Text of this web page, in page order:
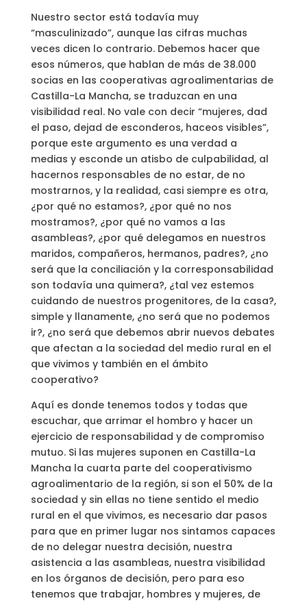
Nuestro sector está todavía muy
“masculinizado”, aunque las cifras muchas
veces dicen lo contrario. Debemos hacer que
esos números, que hablan de más de 38.000
socias en las cooperativas agroalimentarias de
Castilla-La Mancha, se traduzcan en una
visibilidad real. No vale con decir “mujeres, dad
el paso, dejad de esconderos, haceos visibles”,
porque este argumento es una verdad a
medias y esconde un atisbo de culpabilidad, al
hacernos responsables de no estar, de no
mostrarnos, y la realidad, casi siempre es otra,
¿por qué no estamos?, ¿por qué no nos
mostramos?, ¿por qué no vamos a las
asambleas?, ¿por qué delegamos en nuestros
maridos, compañeros, hermanos, padres?, ¿no
será que la conciliación y la corresponsabilidad
son todavía una quimera?, ¿tal vez estemos
cuidando de nuestros progenitores, de la casa?,
simple y llanamente, ¿no será que no podemos
ir?, ¿no será que debemos abrir nuevos debates
que afectan a la sociedad del medio rural en el
que vivimos y también en el ámbito
cooperativo?
Aquí es donde tenemos todos y todas que
escuchar, que arrimar el hombro y hacer un
ejercicio de responsabilidad y de compromiso
mutuo. Si las mujeres suponen en Castilla-La
Mancha la cuarta parte del cooperativismo
agroalimentario de la región, si son el 50% de la
sociedad y sin ellas no tiene sentido el medio
rural en el que vivimos, es necesario dar pasos
para que en primer lugar nos sintamos capaces
de no delegar nuestra decisión, nuestra
asistencia a las asambleas, nuestra visibilidad
en los órganos de decisión, pero para eso
tenemos que trabajar, hombres y mujeres, de